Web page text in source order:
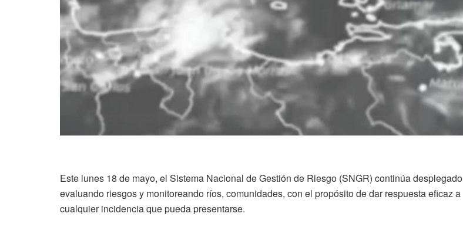
Este lunes 18 de mayo, el Sistema Nacional de Gestión de Riesgo (SNGR) continúa desplegado
evaluando riesgos y monitoreando ríos, comunidades, con el propósito de dar respuesta eficaz a
cualquier incidencia que pueda presentarse.